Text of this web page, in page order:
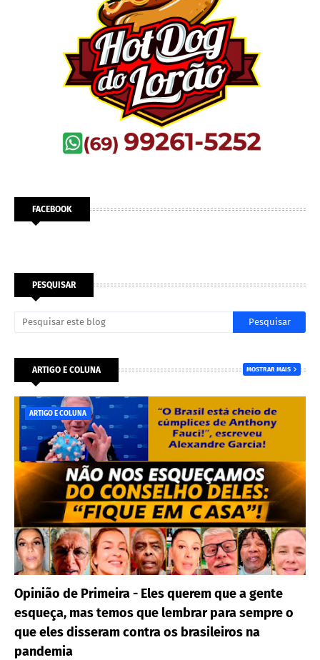
FACEBOOK
PESQUISAR
ARTIGO E COLUNA MOSTRAR MAIS
ARTIGO E COLUNA
Opinião de Primeira - Eles querem que a gente
esqueça, mas temos que lembrar para sempre o
que eles disseram contra os brasileiros na
pandemia